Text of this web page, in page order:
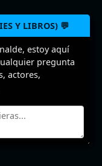
Y LIBROS) 💬
estoy aquí
pregunta
actores,